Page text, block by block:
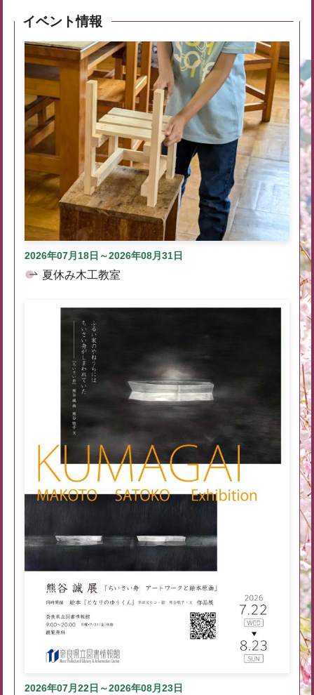
イベント情報
2026年07月18日～2026年08月31日
夏休み木工教室
2026年07月22日～2026年08月23日